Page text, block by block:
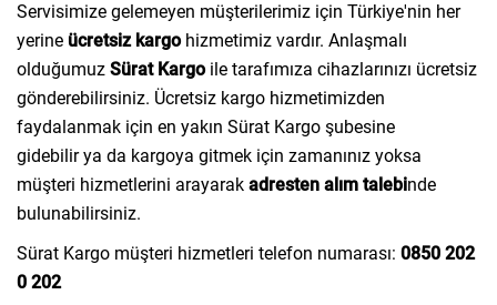
Servisimize gelemeyen müşterilerimiz için Türkiye'nin her
yerine ücretsiz kargohizmetimiz vardır. Anlaşmalı
olduğumuz Sürat Kargoile tarafımıza cihazlarınızı ücretsiz
gönderebilirsiniz. Ücretsiz kargo hizmetimizden
faydalanmak için en yakın Sürat Kargo şubesine
gidebilir ya da kargoya gitmek için zamanınız yoksa
müşteri hizmetlerini arayarak adresten alım talebinde
bulunabilirsiniz.
Sürat Kargo müşteri hizmetleri telefon numarası: 0850 202
0 202​